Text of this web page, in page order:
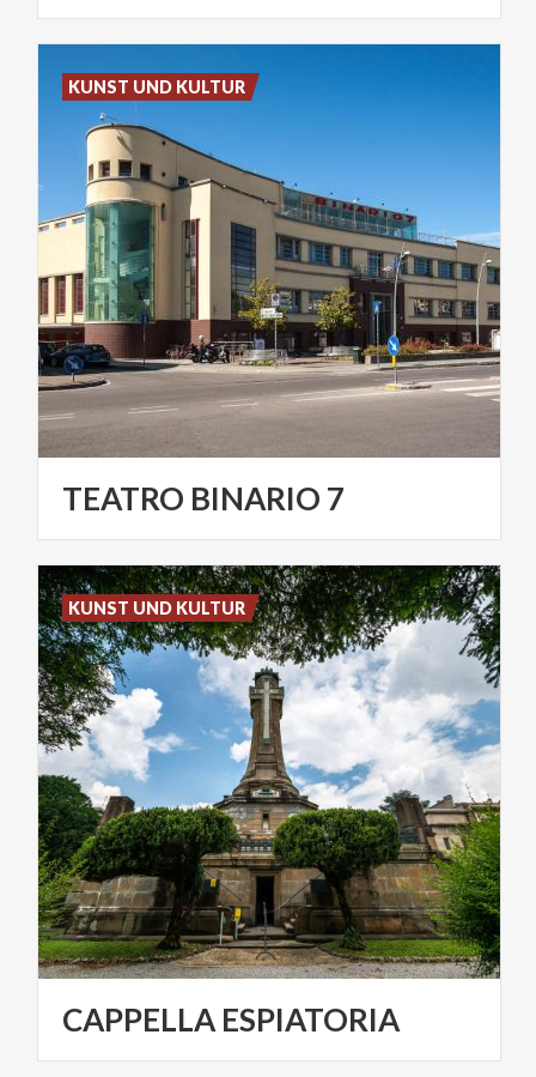
TEATRO BINARIO 7
KUNST UND KULTUR
CAPPELLA ESPIATORIA
KUNST UND KULTUR